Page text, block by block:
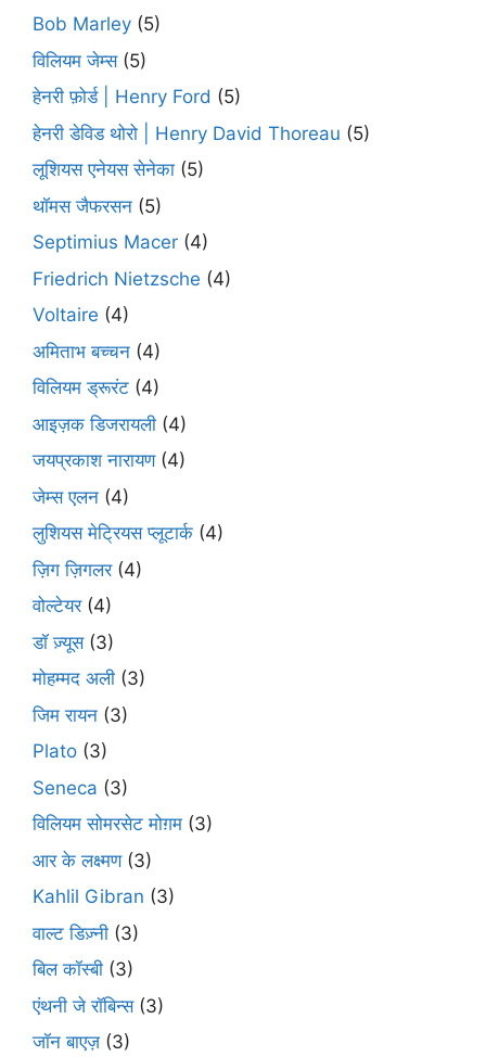
Bob Marley (5)
विलियम जेम्स(5)
हेनरी फ़ोर्ड | Henry Ford (5)
हेनरी डेविड थोरो | Henry David Thoreau (5)
लूशियस एनेयस सेनेका (5)
थॉमस जैफरसन (5)
Septimius Macer (4)
Friedrich Nietzsche (4)
Voltaire (4)
अमिताभ बच्चन (4)
विलियम ड्रूरंट (4)
आइज़क डिजरायली (4)
जयप्रकाश नारायण(4)
जेम्स एलन (4)
लुशियस मेट्रियस प्लूटार्क (4)
ज़िग ज़िगलर(4)
वोल्टेयर(4)
डॉ ज़्यूस(3)
मोहम्मद अली (3)
जिम रायन (3)
Plato (3)
Seneca (3)
विलियम सोमरसेट मोग़म (3)
आर के लक्ष्मण(3)
Kahlil Gibran (3)
वाल्ट डिज़्नी (3)
बिल कॉस्बी (3)
एंथनी जे रॉबिन्स(3)
जॉन बाएज़ (3)